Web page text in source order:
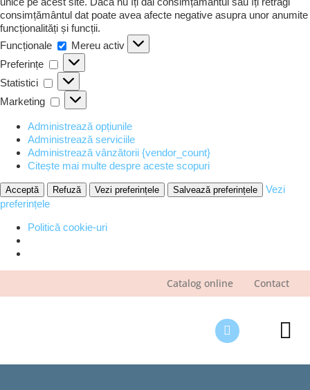
consimțământul dat poate avea afecte negative asupra unor anumite
funcționalități și funcții.
Funcționale
Funcționale
Mereu activ
Preferințe
Preferințe
Statistici
Statistici
Marketing
Marketing
Administrează opțiunile
Administrează serviciile
Administrează vânzătorii {vendor_count}
Citește mai multe despre aceste scopuri
Acceptă Refuză Vezi preferințele Salvează preferințele
Vezi
preferințele
Politică cookie-uri
Catalog online Contact